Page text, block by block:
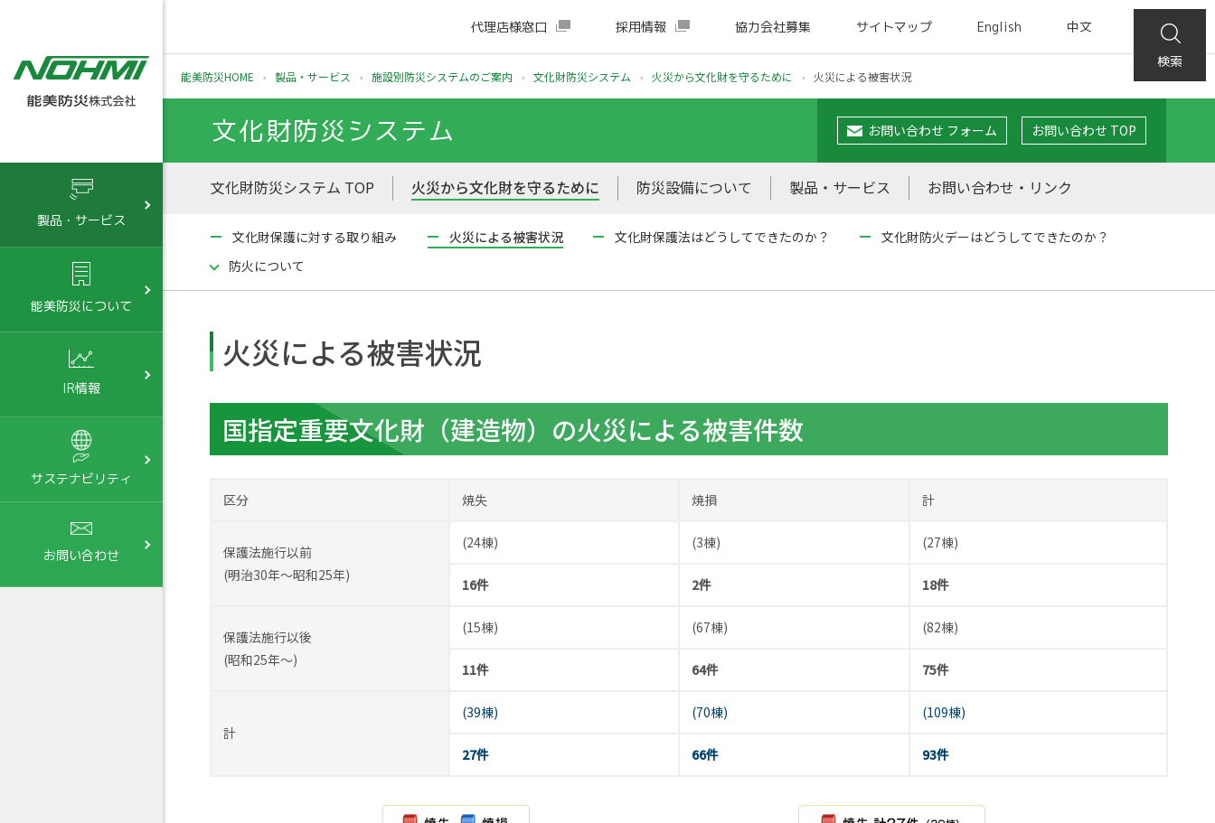
代理店様窓口 採用情報 協力会社募集 サイトマップ English
中文
検索
製品・サービス
能美防災について
IR情報
サステナビリティ
お問い合わせ
能美防災HOME 製品・サービス 施設別防災システムのご案内 文化財防災システム 火災から文化財を守るために 火災による被害状況
文化財防災システム お問い合わせ フォーム お問い合わせ TOP
文化財防災システム TOP 火災から文化財を守るために 防災設備について 製品・サービス お問い合わせ・リンク
文化財保護に対する取り組み 火災による被害状況 文化財保護法はどうしてできたのか？
文化財防火デーはどうしてできたのか？
防火について
火災による被害状況
国指定重要文化財（建造物）の火災による被害件数
区分 焼失 焼損 計
保護法施行以前
(明治30年～昭和25年)
(24棟) (3棟) (27棟)
16件 2件 18件
保護法施行以後
(昭和25年～)
(15棟) (67棟) (82棟)
11件 64件 75件
計
(39棟) (70棟) (109棟)
27件 66件 93件